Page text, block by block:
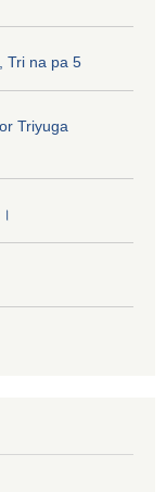
Tri na pa 5
Triyuga